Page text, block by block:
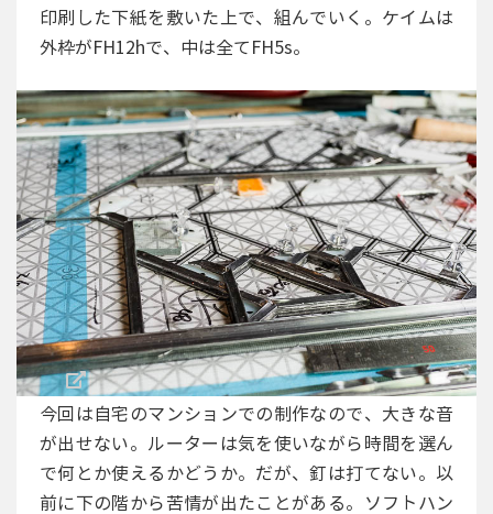
印刷した下紙を敷いた上で、組んでいく。ケイムは
外枠がFH12hで、中は全てFH5s。
今回は自宅のマンションでの制作なので、大きな音
が出せない。ルーターは気を使いながら時間を選ん
で何とか使えるかどうか。だが、釘は打てない。以
前に下の階から苦情が出たことがある。ソフトハン